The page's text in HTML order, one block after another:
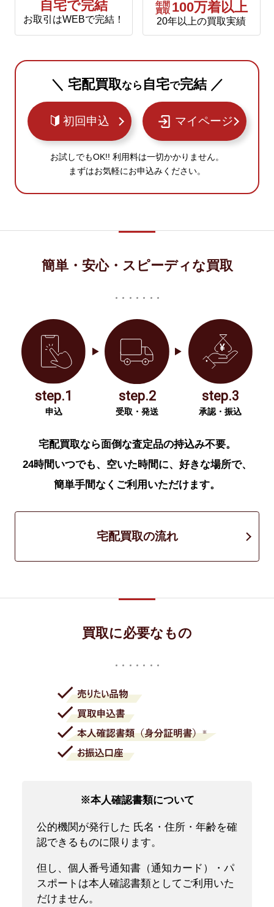
自宅で完結
お取引はWEBで完結！
年間
買取 100万着以上
20年以上の買取実績
＼ 宅配買取なら 自宅で完結 ／
初回申込 マイページ
お試しでもOK!! 利用料は一切かかりません。
まずはお気軽にお申込みください。
簡単・安心・スピーディな買取
step.1
申込
step.2
受取・発送
step.3
承認・振込
宅配買取なら面倒な査定品の持込み不要。
24時間いつでも、空いた時間に、好きな場所で、
簡単手間なくご利用いただけます。
宅配買取の流れ
買取に必要なもの
※本人確認書類について
公的機関が発行した 氏名・住所・年齢を確
認できるものに限ります。
但し、個人番号通知書（通知カード）・パ
スポートは本人確認書類としてご利用いた
だけません。